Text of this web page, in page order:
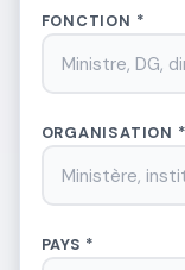
FONCTION *
ORGANISATION *
PAYS *